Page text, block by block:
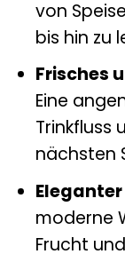
von
bis hin zu
Frisches
Eine
Trinkfluss
nächsten
moderne
Frucht